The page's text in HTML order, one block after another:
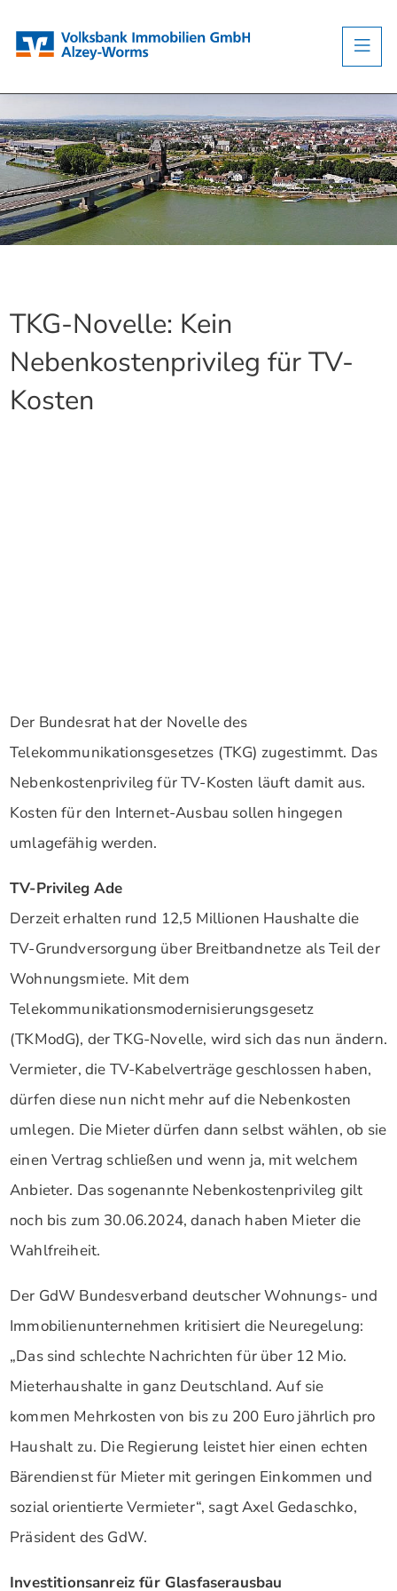
TKG-Novelle: Kein
Nebenkostenprivileg für TV-
Kosten
Der Bundesrat hat der Novelle des
Telekommunikationsgesetzes (TKG) zugestimmt. Das
Nebenkostenprivileg für TV-Kosten läuft damit aus.
Kosten für den Internet-Ausbau sollen hingegen
umlagefähig werden.
TV-Privileg Ade
Derzeit erhalten rund 12,5 Millionen Haushalte die
TV-Grundversorgung über Breitbandnetze als Teil der
Wohnungsmiete. Mit dem
Telekommunikationsmodernisierungsgesetz
(TKModG), der TKG-Novelle, wird sich das nun ändern.
Vermieter, die TV-Kabelverträge geschlossen haben,
dürfen diese nun nicht mehr auf die Nebenkosten
umlegen. Die Mieter dürfen dann selbst wählen, ob sie
einen Vertrag schließen und wenn ja, mit welchem
Anbieter. Das sogenannte Nebenkostenprivileg gilt
noch bis zum 30.06.2024, danach haben Mieter die
Wahlfreiheit.
Der GdW Bundesverband deutscher Wohnungs- und
Immobilienunternehmen kritisiert die Neuregelung:
„Das sind schlechte Nachrichten für über 12 Mio.
Mieterhaushalte in ganz Deutschland. Auf sie
kommen Mehrkosten von bis zu 200 Euro jährlich pro
Haushalt zu. Die Regierung leistet hier einen echten
Bärendienst für Mieter mit geringen Einkommen und
sozial orientierte Vermieter“, sagt Axel Gedaschko,
Präsident des GdW.
Investitionsanreiz für Glasfaserausbau